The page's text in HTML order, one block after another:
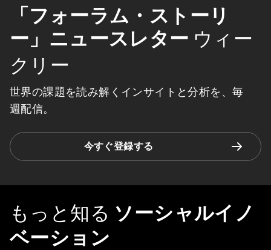
「フォーラム・ストーリ
ー」ニュースレター ウィー
クリー
世界の課題を読み解くインサイトと分析を、毎
週配信。
今すぐ登録する
もっと知る ソーシャルイノ
ベーション